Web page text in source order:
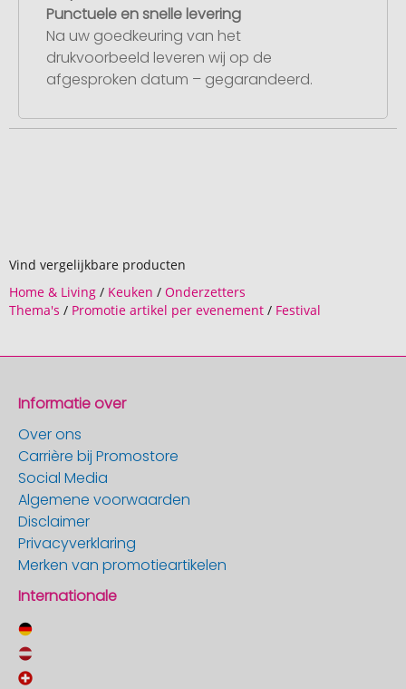
Punctuele en snelle levering
Na uw goedkeuring van het
drukvoorbeeld leveren wij op de
afgesproken datum – gegarandeerd.
Vind vergelijkbare producten
Home & Living / Keuken / Onderzetters
Thema's / Promotie artikel per evenement / Festival
Informatie over
Over ons
Carrière bij Promostore
Social Media
Algemene voorwaarden
Disclaimer
Privacyverklaring
Merken van promotieartikelen
Internationale